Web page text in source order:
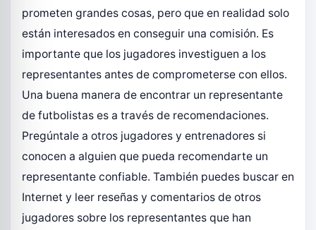
prometen grandes cosas, pero que en realidad solo
están interesados en conseguir una comisión. Es
importante que los jugadores investiguen a los
representantes antes de comprometerse con ellos.
Una buena manera de encontrar un representante
de futbolistas es a través de recomendaciones.
Pregúntale a otros jugadores y entrenadores si
conocen a alguien que pueda recomendarte un
representante confiable. También puedes buscar en
Internet y leer reseñas y comentarios de otros
jugadores sobre los representantes que han